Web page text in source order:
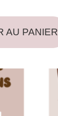
AU PANIER